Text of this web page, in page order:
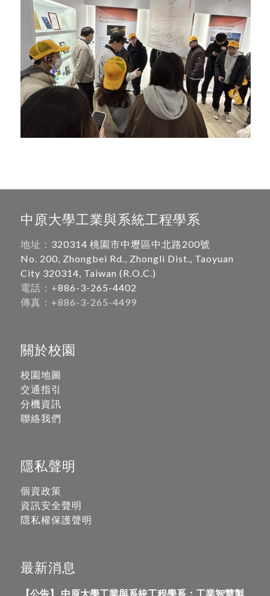
中原大學工業與系統工程學系
地址： 320314 桃園市中壢區中北路200號
No. 200, Zhongbei Rd., Zhongli Dist., Taoyuan
City 320314, Taiwan (R.O.C.)
電話：+886-3-265-4402
傳真：+886-3-265-4499
關於校園
校園地圖
交通指引
分機資訊
聯絡我們
隱私聲明
個資政策
資訊安全聲明
隱私權保護聲明
最新消息
【公告】 中原大學工業與系統工程學系：工業智慧製